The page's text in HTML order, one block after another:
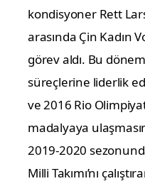
kondisyoner Rett
arasında Çin Kadın
görev aldı. Bu
süreçlerine liderlik
ve 2016 Rio
madalyaya
2019-2020
Milli Takımı’nı